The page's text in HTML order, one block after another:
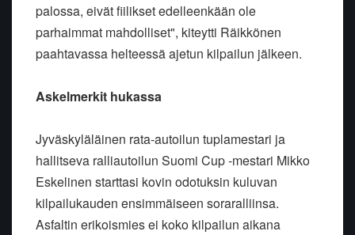
palossa, eivät fiilikset edelleenkään ole
parhaimmat mahdolliset", kiteytti Räikkönen
paahtavassa helteessä ajetun kilpailun jälkeen.
Askelmerkit hukassa
Jyväskyläläinen rata-autoilun tuplamestari ja
hallitseva ralliautoilun Suomi Cup -mestari Mikko
Eskelinen starttasi kovin odotuksin kuluvan
kilpailukauden ensimmäiseen soraralliinsa.
Asfaltin erikoismies ei koko kilpailun aikana